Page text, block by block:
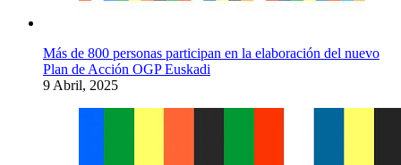
Más de 800 personas participan en la elaboración del nuevo
Plan de Acción OGP Euskadi
9 Abril, 2025